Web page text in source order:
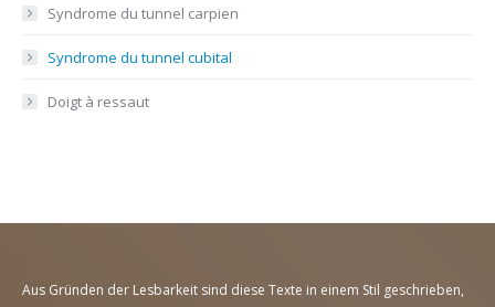
Syndrome du tunnel carpien
Syndrome du tunnel cubital
Doigt à ressaut
Aus Gründen der Lesbarkeit sind diese Texte in einem Stil geschrieben,